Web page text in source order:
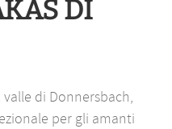
DI
di Donnersbach,
per gli amanti